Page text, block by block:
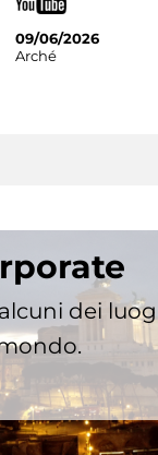
09/06/2026
Arché
dei